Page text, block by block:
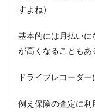
すよね）
基本的には月払い
が高くなることもあ
ドライブレコーダ
例え保険の査定に